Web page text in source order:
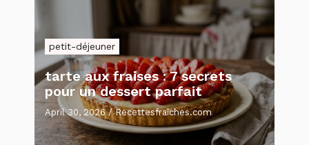
petit-déjeuner
tarte aux fraises : 7 secrets
pour un dessert parfait
April 30, 2026/Recettesfraîches.com